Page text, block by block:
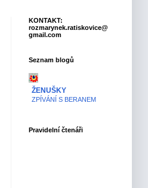
KONTAKT:
rozmarynek.ratiskovice@
gmail.com
Seznam blogů
ŽENUŠKY
ZPÍVÁNÍ S BERANEM
Pravidelní čtenáři